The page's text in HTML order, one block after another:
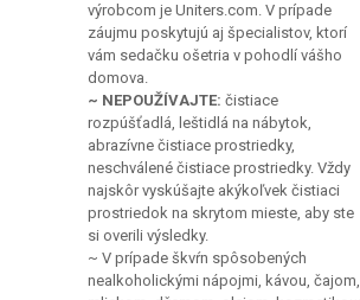
záujmu poskytujú aj špecialistov, ktorí
vám sedačku ošetria v pohodlí vášho
domova.
~ NEPOUŽÍVAJTE:
rozpúšťadlá, leštidlá na nábytok,
abrazívne čistiace prostriedky,
neschválené čistiace prostriedky. Vždy
najskôr vyskúšajte akýkoľvek čistiaci
prostriedok na skrytom mieste, aby ste
si overili výsledky.
~ V prípade škvŕn spôsobených
nealkoholickými nápojmi, kávou, čajom,
mliekom, džemom, olejom, kozmetikou: